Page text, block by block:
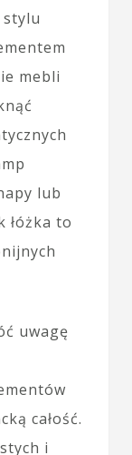
mebli
lub
łóżka to
uwagę
całość.
i